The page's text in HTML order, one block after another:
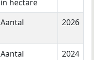
in hectare
Aantal 2026
Aantal 2024